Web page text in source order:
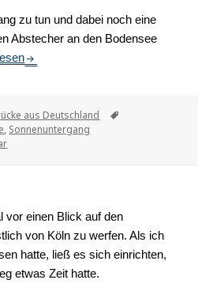
zu tun und dabei noch eine
Abstecher an den Bodensee
im Winter
aus Deutschland
, Sonnenuntergang
vor einen Blick auf den
von Köln zu werfen. Als ich
hatte, ließ es sich einrichten,
etwas Zeit hatte.